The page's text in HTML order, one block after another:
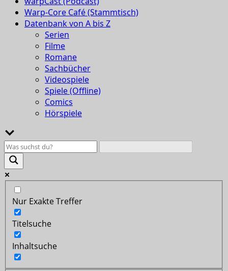
Warp-Core Café (Stammtisch)
Datenbank von A bis Z
Serien
Filme
Romane
Sachbücher
Videospiele
Spiele (Offline)
Comics
Hörspiele
Nur Exakte Treffer
Titelsuche
Inhaltsuche